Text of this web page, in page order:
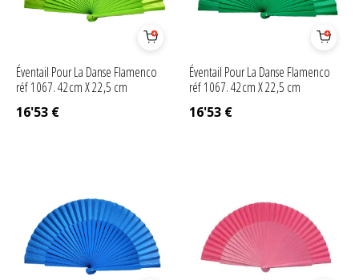
Éventail Pour La Danse Flamenco
réf 1067. 42cm X 22,5 cm
16'53 €
Éventail Pour La Danse Flamenco
réf 1067. 42cm X 22,5 cm
16'53 €